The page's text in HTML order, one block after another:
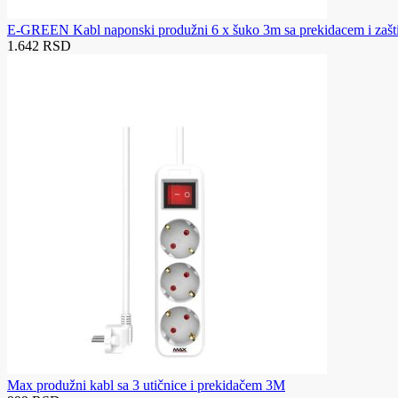
E-GREEN Kabl naponski produžni 6 x šuko 3m sa prekidacem i
1.642 RSD
Max produžni kabl sa 3 utičnice i prekidačem 3M